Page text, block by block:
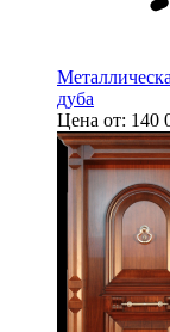
дуба
Цена от: 140